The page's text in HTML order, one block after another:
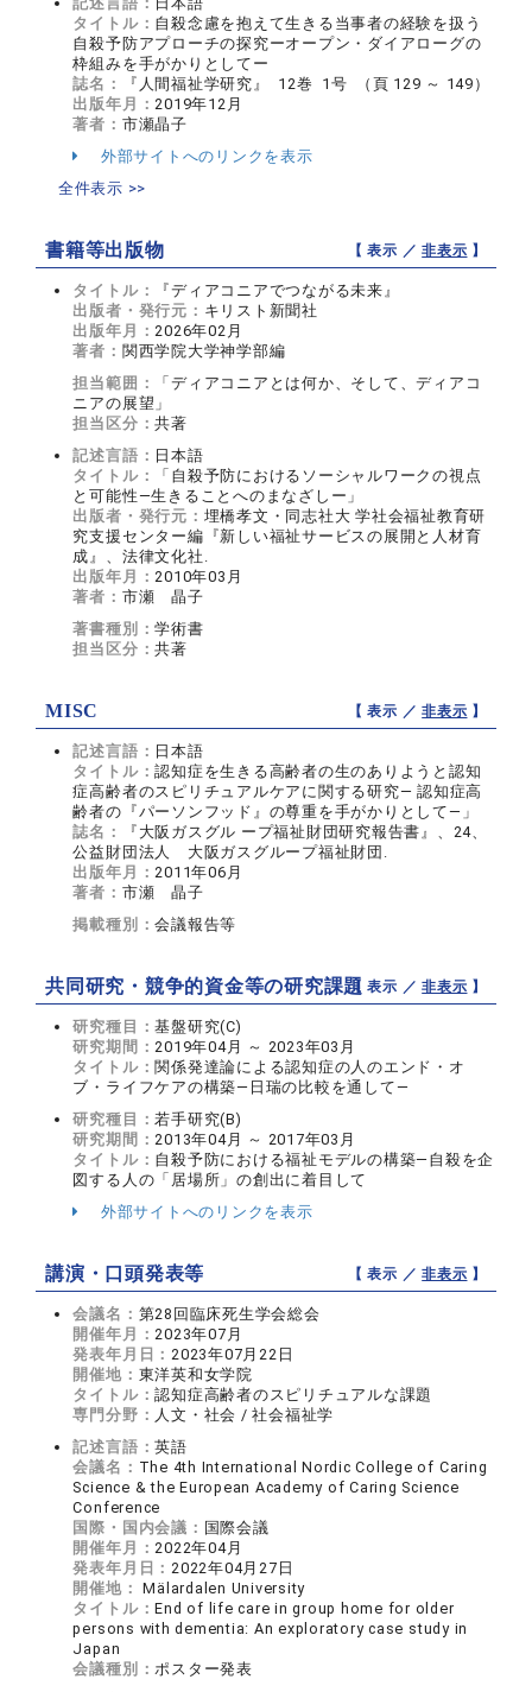
タイトル： 自殺念慮を抱えて生きる当事者の経験を扱う
自殺予防アプローチの探究ーオープン・ダイアローグの
枠組みを手がかりとしてー
誌名：
『人間福祉学研究』 12巻 1号 （頁 129 ～ 149）
出版年月：2019年12月
著者： 市瀬晶子
外部サイトへのリンクを表示
全件表示 >>
書籍等出版物 【 表示 ／非表示 】
タイトル：
『ディアコニアでつながる未来』
出版者・発行元： キリスト新聞社
出版年月：2026年02月
著者： 関西学院大学神学部編
担当範囲：
「ディアコニアとは何か、そして、ディアコ
ニアの展望」
担当区分：共著
記述言語： 日本語
タイトル：
「自殺予防におけるソーシャルワークの視点
と可能性―生きることへのまなざしー」
出版者・発行元： 埋橋孝文・同志社大 学社会福祉教育研
究支援センター編『新しい福祉サービスの展開と人材育
成』、法律文化社.
出版年月：2010年03月
著者： 市瀬 晶子
著書種別：学術書
担当区分：共著
MISC 【 表示 ／非表示 】
記述言語： 日本語
タイトル：認知症を生きる高齢者の生のありようと認知
症高齢者のスピリチュアルケアに関する研究― 認知症高
齢者の『パーソンフッド』の尊重を手がかりとして―」
誌名：
『大阪ガスグル ープ福祉財団研究報告書』、24、
公益財団法人 大阪ガスグループ福祉財団.
出版年月：2011年06月
著者： 市瀬 晶子
掲載種別：会議報告等
共同研究・競争的資金等の研究課題【 表示 ／非表示 】
研究種目：基盤研究(C)
研究期間：2019年04月 ～ 2023年03月
タイトル： 関係発達論による認知症の人のエンド・オ
ブ・ライフケアの構築―日瑞の比較を通して―
研究種目：若手研究(B)
研究期間：2013年04月 ～ 2017年03月
タイトル： 自殺予防における福祉モデルの構築―自殺を企
図する人の「居場所」の創出に着目して
外部サイトへのリンクを表示
講演・口頭発表等 【 表示 ／非表示 】
会議名： 第28回臨床死生学会総会
開催年月：2023年07月
発表年月日：2023年07月22日
開催地： 東洋英和女学院
タイトル：認知症高齢者のスピリチュアルな課題
専門分野： 人文・社会 / 社会福祉学
記述言語：英語
会議名： The 4th International Nordic College of Caring
Science & the European Academy of Caring Science
Conference
国際・国内会議： 国際会議
開催年月：2022年04月
発表年月日：2022年04月27日
開催地： Mälardalen University
タイトル：End of life care in group home for older
persons with dementia: An exploratory case study in
Japan
会議種別：ポスター発表